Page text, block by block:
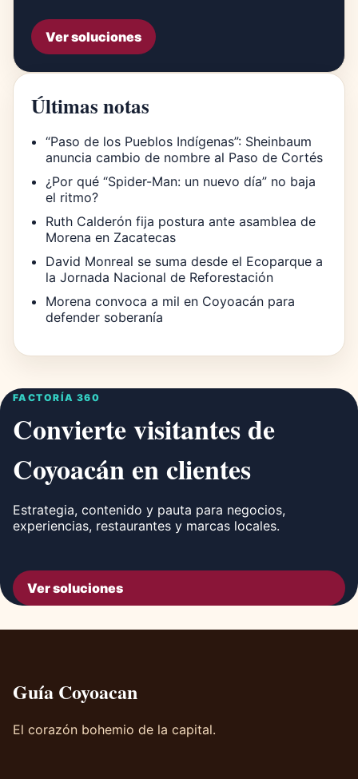
Ver soluciones
Últimas notas
“Paso de los Pueblos Indígenas”: Sheinbaum
anuncia cambio de nombre al Paso de Cortés
¿Por qué “Spider-Man: un nuevo día” no baja
el ritmo?
Ruth Calderón fija postura ante asamblea de
Morena en Zacatecas
David Monreal se suma desde el Ecoparque a
la Jornada Nacional de Reforestación
Morena convoca a mil en Coyoacán para
defender soberanía
FACTORÍA 360
Convierte visitantes de
Coyoacán en clientes
Estrategia, contenido y pauta para negocios,
experiencias, restaurantes y marcas locales.
Ver soluciones
Guía Coyoacan
El corazón bohemio de la capital.